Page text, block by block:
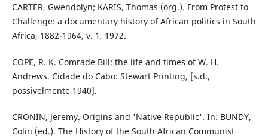
CARTER, Gwendolyn; KARIS, Thomas (org.). From Protest to
Challenge: a documentary history of African politics in South
Africa, 1882-1964, v. 1, 1972.
COPE, R. K. Comrade Bill: the life and times of W. H.
Andrews. Cidade do Cabo: Stewart Printing, [s.d.,
possivelmente 1940].
CRONIN, Jeremy. Origins and 'Native Republic'. In: BUNDY,
Colin (ed.). The History of the South African Communist